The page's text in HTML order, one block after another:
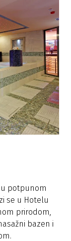
u potpunom
se u Hotelu
prirodom,
bazen i